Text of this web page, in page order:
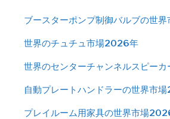
ブースターポンプ制御バルブの世
世界のチュチュ市場2026年
世界のセンターチャンネルスピー
自動プレートハンドラーの世界市
プレイルーム用家具の世界市場